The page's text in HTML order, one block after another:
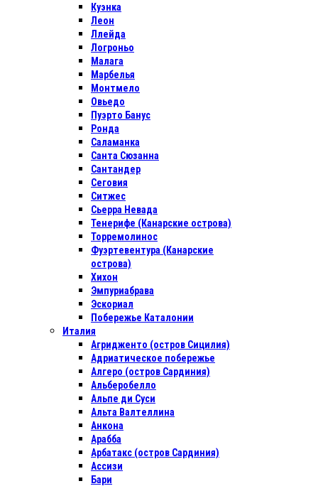
Куэнка
Леон
Ллейда
Логроньо
Малага
Марбелья
Монтмело
Овьедо
Пуэрто Банус
Ронда
Саламанка
Санта Сюзанна
Сантандер
Сеговия
Ситжес
Сьерра Невада
Тенерифе (Канарские острова)
Торремолинос
Фуэртевентура (Канарские
острова)
Хихон
Эмпуриабрава
Эскориал
Побережье Каталонии
Италия
Агридженто (остров Сицилия)
Адриатическое побережье
Алгеро (остров Сардиния)
Альберобелло
Альпе ди Суси
Альта Валтеллина
Анкона
Арабба
Арбатакс (остров Сардиния)
Ассизи
Бари